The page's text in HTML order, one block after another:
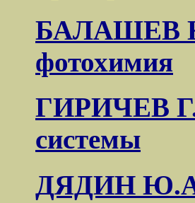
БАЛАШЕВ
фотохимия
ГИРИЧЕВ
системы
ДЯДИН Ю.А.